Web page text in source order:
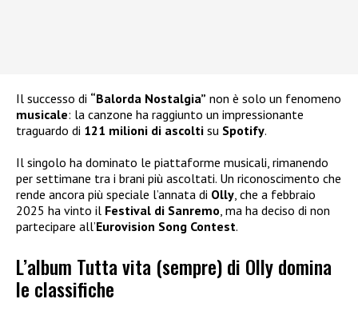
Il successo di “Balorda Nostalgia” non è solo un fenomeno
musicale: la canzone ha raggiunto un impressionante
traguardo di 121 milioni di ascolti su Spotify.
Il singolo ha dominato le piattaforme musicali, rimanendo
per settimane tra i brani più ascoltati. Un riconoscimento che
rende ancora più speciale l’annata di Olly , che a febbraio
2025 ha vinto il Festival di Sanremo , ma ha deciso di non
partecipare all’Eurovision Song Contest.
L’album Tutta vita (sempre) di Olly domina
le classifiche